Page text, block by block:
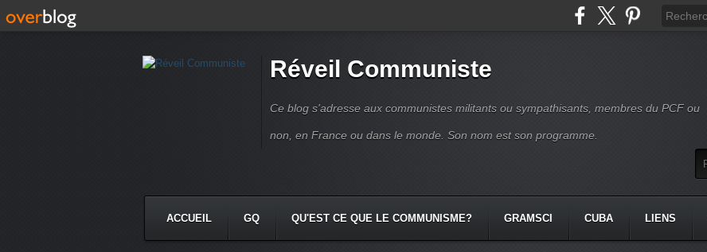
Réveil Communiste
Ce blog s'adresse aux communistes militants ou sympathisants, membres du PCF ou
non, en France ou dans le monde. Son nom est son programme.
ACCUEIL GQ QU'EST CE QUE LE COMMUNISME? GRAMSCI CUBA LIENS